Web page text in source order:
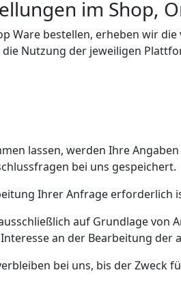
im Shop,
Ware bestellen, erheben wir
Nutzung der jeweiligen
lassen, werden Ihre
bei uns gespeichert.
Ihrer Anfrage erforderlich
auf Grundlage von
an der Bearbeitung der
bei uns, bis der